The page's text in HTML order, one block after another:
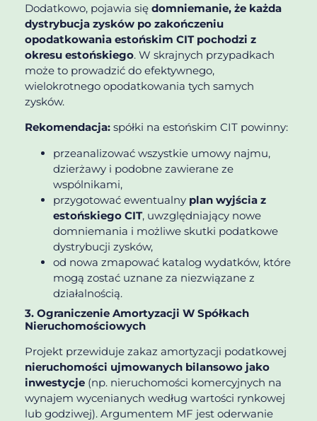
Dodatkowo, pojawia się domniemanie, że każda
dystrybucja zysków po zakończeniu
opodatkowania estońskim CIT pochodzi z
okresu estońskiego. W skrajnych przypadkach
może to prowadzić do efektywnego,
wielokrotnego opodatkowania tych samych
zysków.
Rekomendacja: spółki na estońskim CIT powinny:
przeanalizować wszystkie umowy najmu,
dzierżawy i podobne zawierane ze
wspólnikami,
przygotować ewentualny plan wyjścia z
estońskiego CIT, uwzględniający nowe
domniemania i możliwe skutki podatkowe
dystrybucji zysków,
od nowa zmapować katalog wydatków, które
mogą zostać uznane za niezwiązane z
działalnością.
3. Ograniczenie Amortyzacji W Spółkach
Nieruchomościowych
Projekt przewiduje zakaz amortyzacji podatkowej
nieruchomości ujmowanych bilansowo jako
inwestycje (np. nieruchomości komercyjnych na
wynajem wycenianych według wartości rynkowej
lub godziwej). Argumentem MF jest oderwanie